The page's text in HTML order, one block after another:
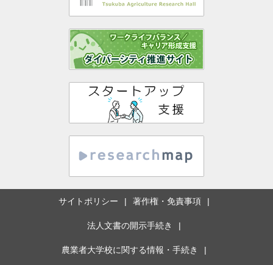
サイトポリシー 著作権・免責事項
法人文書の開示手続き
農業者大学校に関する情報・手続き